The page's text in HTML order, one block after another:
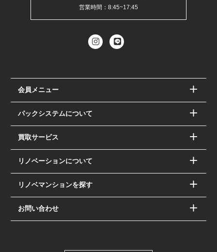
営業時間：8:45~17:45
会員メニュー
パックシステムについて
買取サービス
リノベーションについて
リノベマンションを探す
お問い合わせ